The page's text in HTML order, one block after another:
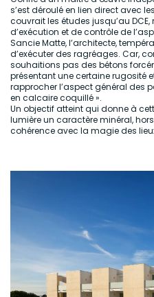
s’est déroulé en lien direct avec
couvrait les études jusqu’au
d’exécution et de contrôle de
Sancie Matte, l’architecte,
d’exécuter des ragréages. Car,
souhaitions pas des bétons
présentant une certaine rugosité
rapprocher l’aspect général des
en calcaire coquillé ».
Un objectif atteint qui donne à
lumière un caractère minéral,
cohérence avec la magie des